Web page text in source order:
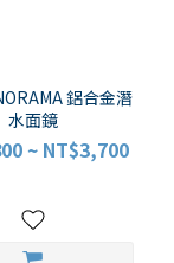
鋁合金潛
水面鏡
~ NT$3,700